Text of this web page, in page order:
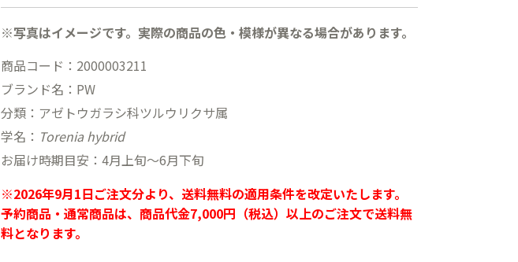
※写真はイメージです。実際の商品の色・模様が異なる場合があります。
商品コード：2000003211
ブランド名：PW
分類：アゼトウガラシ科ツルウリクサ属
学名： Torenia hybrid
お届け時期目安：4月上旬〜6月下旬
※2026年9月1日ご注文分より、送料無料の適用条件を改定いたします。
予約商品・通常商品は、商品代金7,000円（税込）以上のご注文で送料無
料となります。